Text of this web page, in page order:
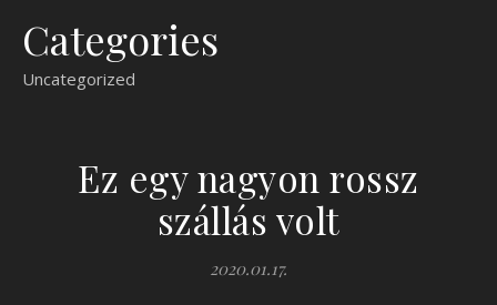
Categories
Uncategorized
Ez egy nagyon rossz
szállás volt
2020.01.17.